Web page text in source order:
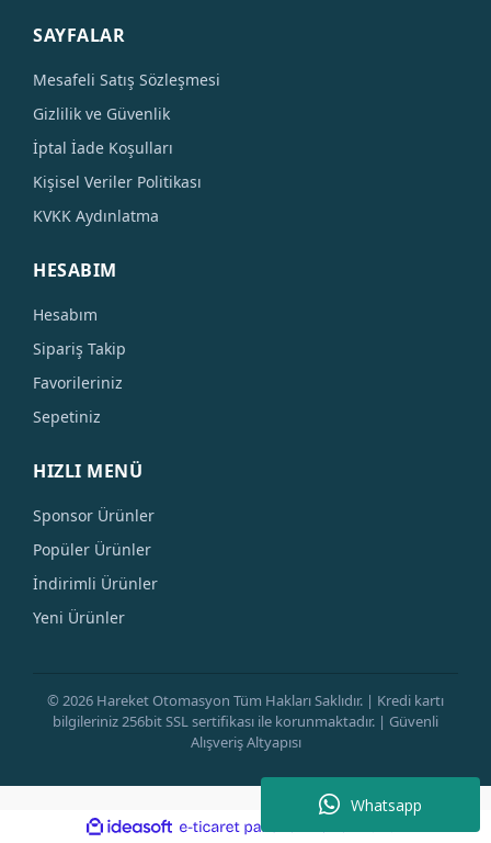
Whatsapp
SAYFALAR
Mesafeli Satış Sözleşmesi
Gizlilik ve Güvenlik
İptal İade Koşulları
Kişisel Veriler Politikası
KVKK Aydınlatma
HESABIM
Hesabım
Sipariş Takip
Favorileriniz
Sepetiniz
HIZLI MENÜ
Sponsor Ürünler
Popüler Ürünler
İndirimli Ürünler
Yeni Ürünler
© 2026 Hareket Otomasyon Tüm Hakları Saklıdır. | Kredi kartı
bilgileriniz 256bit SSL sertifikası ile korunmaktadır. | Güvenli
Alışveriş Altyapısı
ideasoft